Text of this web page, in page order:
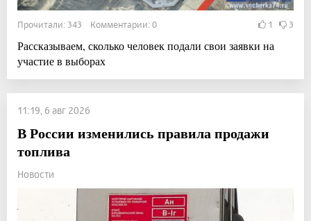
Прочитали: 343 Комментарии: 0 1 3
Рассказываем, сколько человек подали свои заявки на
участие в выборах
11:19, 6 авг 2026
В России изменились правила продажи
топлива
Новости